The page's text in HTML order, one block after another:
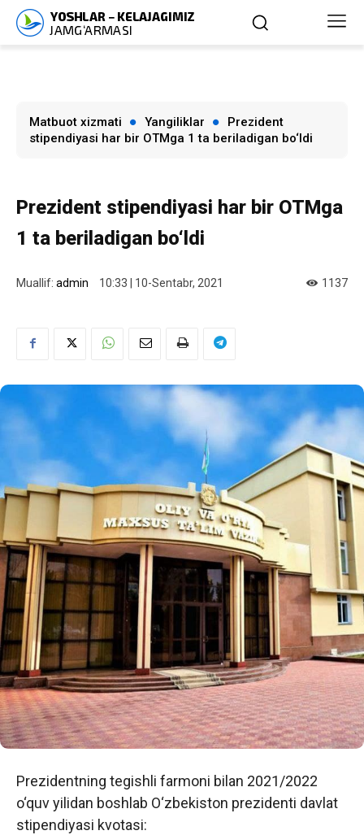
Matbuot xizmati Yangiliklar
Prezident
stipendiyasi har bir OTMga 1 ta beriladigan bo‘ldi
Prezident stipendiyasi har bir OTMga
1 ta beriladigan bo‘ldi
Muallif: admin 10:33 | 10-Sentabr, 2021 1137
Prezidentning tegishli farmoni bilan 2021/2022
o‘quv yilidan boshlab O‘zbekiston prezidenti davlat
stipendiyasi kvotasi: